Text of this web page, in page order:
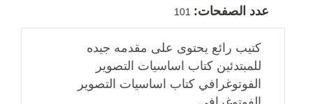
عدد الصفحات:
كتيب رائع يحتوى على مقدمه جيده
للمبتدئين كتاب اساسيات التصوير
الفوتوغرافي كتاب اساسيات التصوير